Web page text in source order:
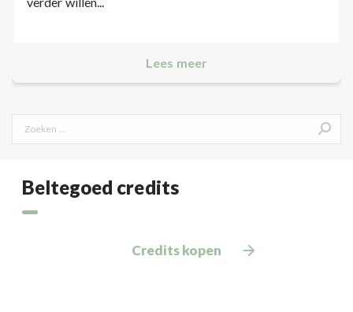
Lees meer
Search:
Beltegoed credits
Credits kopen